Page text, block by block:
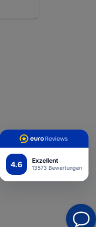
4.6 Exzellent
13573 Bewertungen